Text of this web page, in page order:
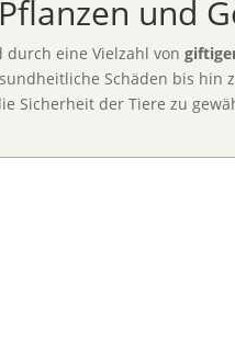
und
durch eine Vielzahl von
Schäden bis hin
Sicherheit der Tiere zu